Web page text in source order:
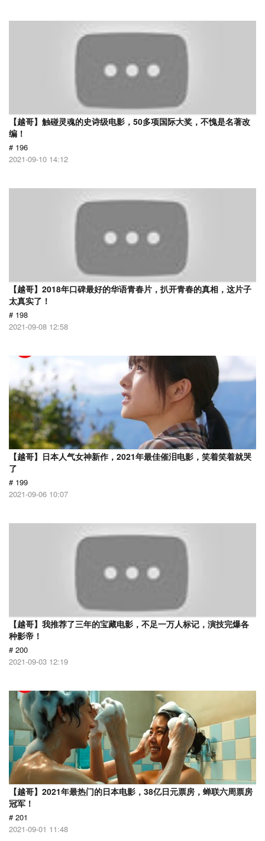
【越哥】触碰灵魂的史诗级电影，50多项国际大奖，不愧是名著改
编！
# 196
2021-09-10 14:12
【越哥】2018年口碑最好的华语青春片，扒开青春的真相，这片子
太真实了！
# 198
2021-09-08 12:58
【越哥】日本人气女神新作，2021年最佳催泪电影，笑着笑着就哭
了
# 199
2021-09-06 10:07
【越哥】我推荐了三年的宝藏电影，不足一万人标记，演技完爆各
种影帝！
# 200
2021-09-03 12:19
【越哥】2021年最热门的日本电影，38亿日元票房，蝉联六周票房
冠军！
# 201
2021-09-01 11:48